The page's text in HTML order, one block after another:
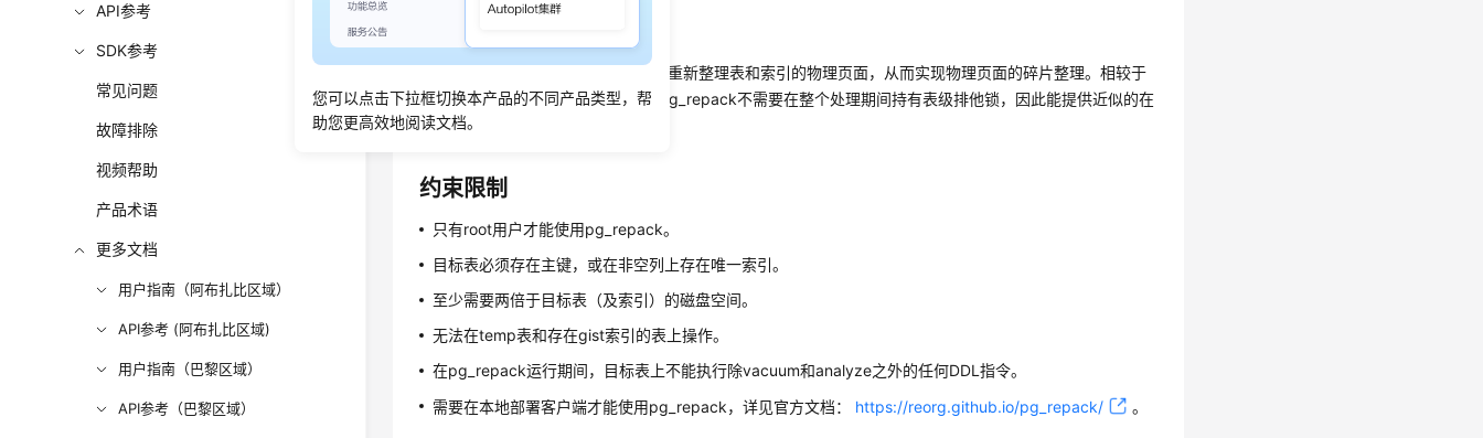
您可以点击下拉框切换本产品的不同产品类型，帮
助您更高效地阅读文档。
API参考
SDK参考
常见问题
故障排除
视频帮助
产品术语
更多文档
用户指南（阿布扎比区域）
API参考 (阿布扎比区域)
用户指南（巴黎区域）
API参考（巴黎区域）
pg_repack可以使用最小的锁资源来重新整理表和索引的物理页面，从而实现物理页面的碎片整理。相较于
使用cluster和vacuum full重写表，pg_repack不需要在整个处理期间持有表级排他锁，因此能提供近似的在
线服务。
约束限制
只有root用户才能使用pg_repack。
目标表必须存在主键，或在非空列上存在唯一索引。
至少需要两倍于目标表（及索引）的磁盘空间。
无法在temp表和存在gist索引的表上操作。
在pg_repack运行期间，目标表上不能执行除vacuum和analyze之外的任何DDL指令。
需要在本地部署客户端才能使用pg_repack，详见官方文档： https://reorg.github.io/pg_repack/ 。